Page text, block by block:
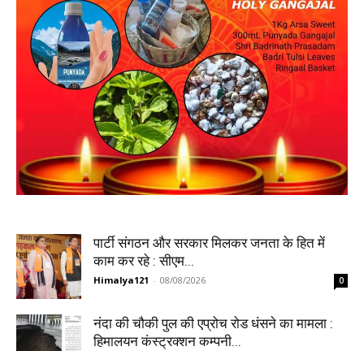
पार्टी संगठन और सरकार मिलकर जनता के हित में
काम कर रहे : सीएम...
Himalya121 - 08/08/2026 0
नंदा की चौकी पुल की एप्रोच रोड धंसने का मामला :
हिमालयन कंस्ट्रक्शन कम्पनी...